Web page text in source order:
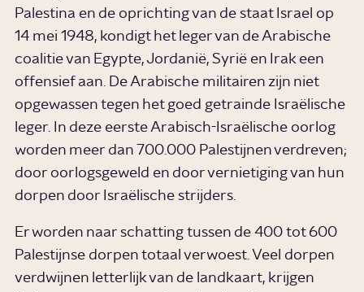
Palestina en de oprichting van de staat Israel op
14 mei 1948, kondigt het leger van de Arabische
coalitie van Egypte, Jordanië, Syrië en Irak een
offensief aan. De Arabische militairen zijn niet
opgewassen tegen het goed getrainde Israëlische
leger. In deze eerste Arabisch-Israëlische oorlog
worden meer dan 700.000 Palestijnen verdreven;
door oorlogsgeweld en door vernietiging van hun
dorpen door Israëlische strijders.
Er worden naar schatting tussen de 400 tot 600
Palestijnse dorpen totaal verwoest. Veel dorpen
verdwijnen letterlijk van de landkaart, krijgen